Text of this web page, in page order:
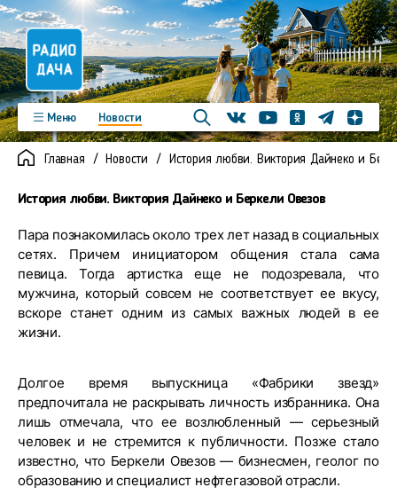
Меню
Новости
Программы
Подкасты
Новинки
Фото
Видео
Реклама
ВконтактеYoutubeОдноклассники
ТелеграмЯндекс
Главная Новости История любви. Виктория Дайнеко и
История любви. Виктория Дайнеко и Беркели Овезов
Пара познакомилась около трех лет назад в социальных
сетях. Причем инициатором общения стала сама
певица. Тогда артистка еще не подозревала, что
мужчина, который совсем не соответствует ее вкусу,
вскоре станет одним из самых важных людей в ее
жизни.
Долгое время выпускница «Фабрики звезд»
предпочитала не раскрывать личность избранника. Она
лишь отмечала, что ее возлюбленный — серьезный
человек и не стремится к публичности. Позже стало
известно, что Беркели Овезов — бизнесмен, геолог по
образованию и специалист нефтегазовой отрасли.